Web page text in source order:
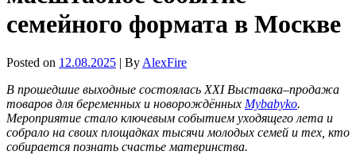
семейного формата в Москве
Posted on 12.08.2025 | By AlexFire
В прошедшие выходные состоялась XXI Выставка–продажа
товаров для беременных и новорождённых Mybabyko.
Мероприятие стало ключевым событием уходящего лета и
собрало на своих площадках тысячи молодых семей и тех, кто
собирается познать счастье материнства.